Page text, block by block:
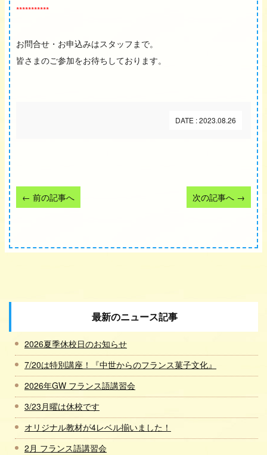
***********
お問合せ・お申込みはスタッフまで。
皆さまのご参加をお待ちしております。
DATE : 2023.08.26
← 前の記事へ 次の記事へ →
最新のニュース記事
2026夏季休校日のお知らせ
7/20は特別講座！『中世からのフランス菓子文化』
2026年GW フランス語講習会
3/23月曜は休校です
オリジナル教材が4レベル揃いました！
2月 フランス語講習会